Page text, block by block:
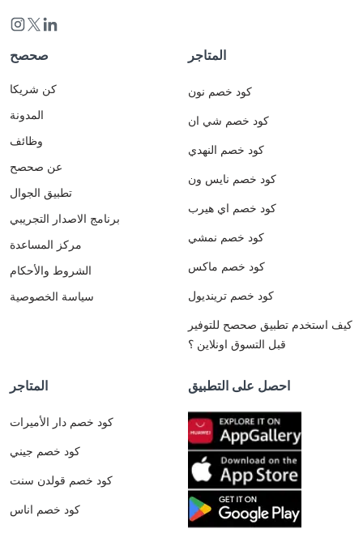
صحصح
كن شريكا
المدونة
وظائف
عن صحصح
تطبيق الجوال
برنامج الاصدار التجريبي
مركز المساعدة
الشروط والأحكام
سياسة الخصوصية
المتاجر
كود خصم نون
كود خصم شي ان
كود خصم النهدي
كود خصم نايس ون
كود خصم اي هيرب
كود خصم نمشي
كود خصم ماكس
كود خصم ترينديول
كيف استخدم تطبيق صحصح للتوفير
قبل التسوق اونلاين ؟
المتاجر
كود خصم دار الأميرات
كود خصم جيني
كود خصم قولدن سنت
كود خصم اناس
احصل على التطبيق